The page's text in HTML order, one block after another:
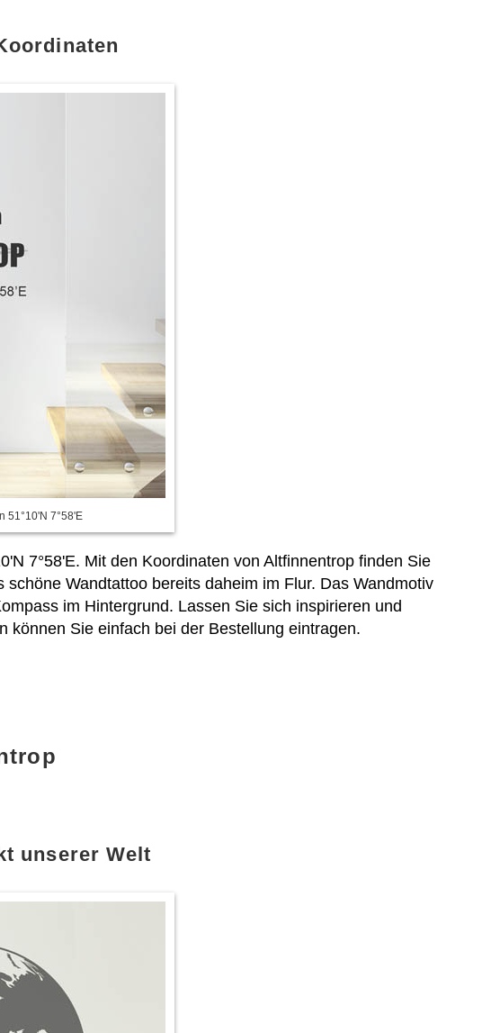
51°10'N 7°58'E
7°58'E. Mit den Koordinaten von Altfinnentrop finden Sie
Wandtattoo bereits daheim im Flur. Das Wandmotiv
im Hintergrund. Lassen Sie sich inspirieren und
können Sie einfach bei der Bestellung eintragen.
unserer Welt